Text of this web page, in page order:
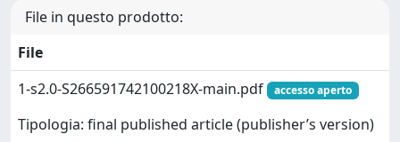
File in questo prodotto:
File
1-s2.0-S266591742100218X-main.pdf
accesso aperto
Tipologia: final published article (publisher’s version)